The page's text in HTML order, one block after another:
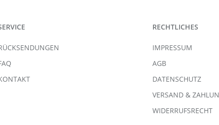
RECHTLICHES
IMPRESSUM
AGB
DATENSCHUTZ
VERSAND &
WIDERRUFSRECHT